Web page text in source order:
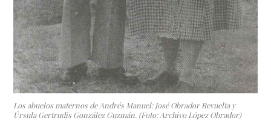
Los abuelos maternos de Andrés Manuel: José Obrador Revuelta y
Úrsula Gertrudis González Guzmán. (Foto: Archivo López Obrador)